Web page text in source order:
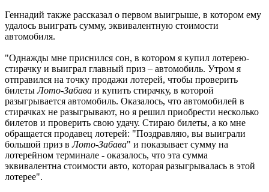
Геннадий также рассказал о первом выигрыше, в котором ему
удалось выиграть сумму, эквивалентную стоимости
автомобиля.
"Однажды мне приснился сон, в котором я купил лотерею-
стирачку и выиграл главный приз – автомобиль. Утром я
отправился на точку продажи лотерей, чтобы проверить
билетыЛото-Забава и купить стирачку, в которой
разыгрывается автомобиль. Оказалось, что автомобилей в
стирачках не разыгрывают, но я решил приобрести несколько
билетов и проверить свою удачу. Стираю билеты, а ко мне
обращается продавец лотерей: "Поздравляю, вы выиграли
большой приз вЛото-Забава" и показывает сумму на
лотерейном терминале - оказалось, что эта сумма
эквивалентна стоимости авто, которая разыгрывалась в этой
лотерее".